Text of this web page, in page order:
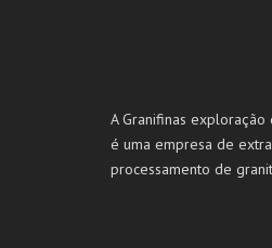
A Granifinas exploração
é uma empresa de
processamento de